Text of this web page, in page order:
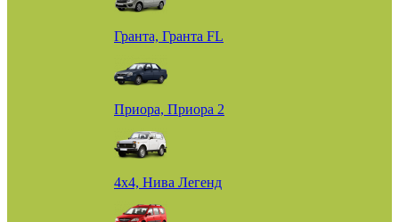
Гранта, Гранта FL
Приора, Приора 2
4х4, Нива Легенд